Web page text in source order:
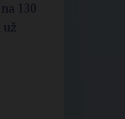
130
už